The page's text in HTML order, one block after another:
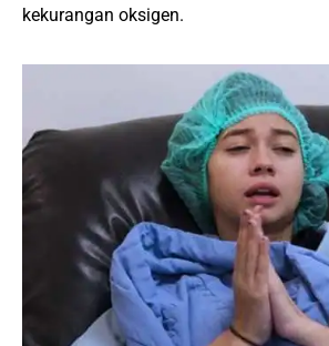
kekurangan oksigen.